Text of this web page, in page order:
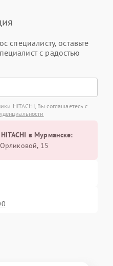
специалисту, оставьте
с радостью
HITACHI, Вы соглашаетесь с
в Мурманске:
15